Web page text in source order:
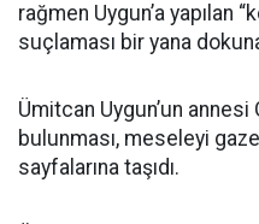
rağmen Uygun’a yapılan
suçlaması bir yana
Ümitcan Uygun’un annesi
bulunması, meseleyi
sayfalarına taşıdı.